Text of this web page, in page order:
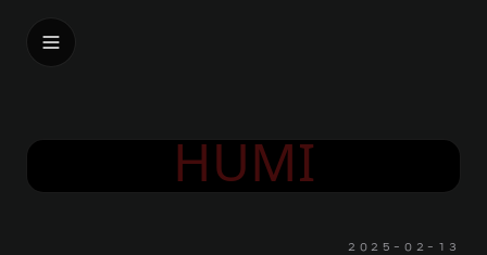
HUMI
2025-02-13